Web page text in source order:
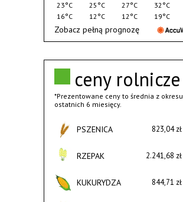
ceny rolnicze
*Prezentowane ceny to średnia z okresu
ostatnich 6 miesięcy.
PSZENICA 823,04 zł
RZEPAK 2.241,68 zł
KUKURYDZA 844,71 zł
23°C
16°C
25°C
12°C
27°C
12°C
32°C
19°C
Zobacz pełną prognozę